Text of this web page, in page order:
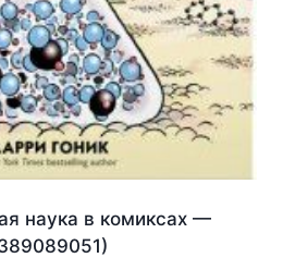
наука в комиксах —